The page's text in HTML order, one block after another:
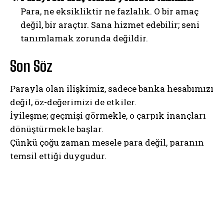
Para, ne eksikliktir ne fazlalık. O bir amaç
değil, bir araçtır. Sana hizmet edebilir; seni
tanımlamak zorunda değildir.
Son Söz
Parayla olan ilişkimiz, sadece banka hesabımızı
değil, öz-değerimizi de etkiler.
İyileşme; geçmişi görmekle, o çarpık inançları
dönüştürmekle başlar.
Çünkü çoğu zaman mesele para değil, paranın
temsil ettiği duygudur.